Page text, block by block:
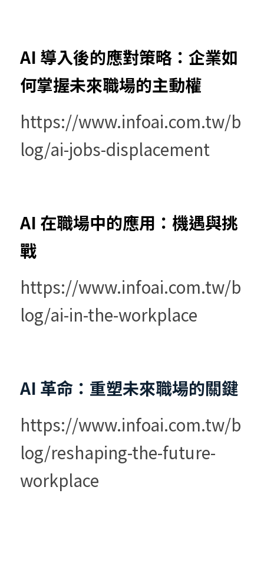
AI 導入後的應對策略：企業如
何掌握未來職場的主動權
https://www.infoai.com.tw/b
log/ai-jobs-displacement
AI 在職場中的應用：機遇與挑
戰
https://www.infoai.com.tw/b
log/ai-in-the-workplace
AI 革命：重塑未來職場的關鍵
https://www.infoai.com.tw/b
log/reshaping-the-future-
workplace